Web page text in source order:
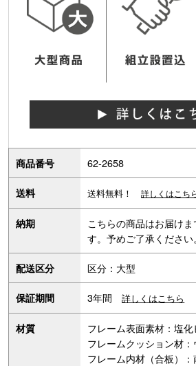
商品番号 62-2658
送料 送料無料！ 詳しくはこち
納期
こちらの商品はお届け
す。予めご了承ください。
配送区分 区分：大型
保証期間 3年間詳しくはこちら
材質
フレーム表面素材：塩
フレームクッション材
フレーム内材（合板）